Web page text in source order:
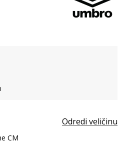
Odredi veličinu
CM